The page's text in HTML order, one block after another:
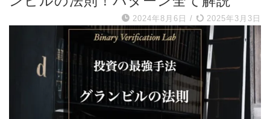
2024年8月6日 / 2025年3月3日